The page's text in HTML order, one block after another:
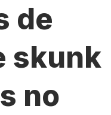
de
skunk
no